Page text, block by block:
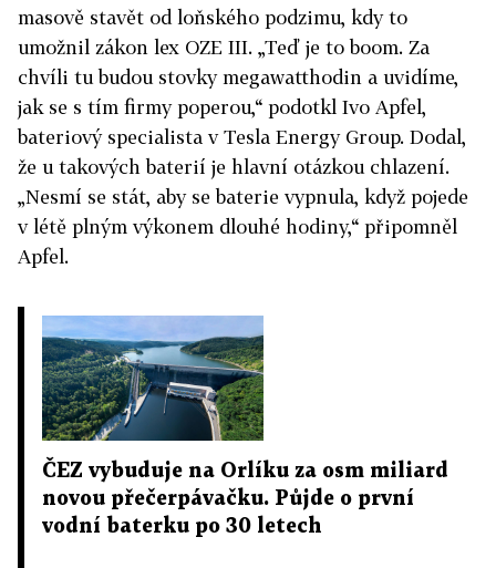
masově stavět od loňského podzimu, kdy to
umožnil zákon lex OZE III. „Teď je to boom. Za
chvíli tu budou stovky megawatthodin a uvidíme,
jak se s tím firmy poperou,“ podotkl Ivo Apfel,
bateriový specialista v Tesla Energy Group. Dodal,
že u takových baterií je hlavní otázkou chlazení.
„Nesmí se stát, aby se baterie vypnula, když pojede
v létě plným výkonem dlouhé hodiny,“ připomněl
Apfel.
ČEZ vybuduje na Orlíku za osm miliard
novou přečerpávačku. Půjde o první
vodní baterku po 30 letech